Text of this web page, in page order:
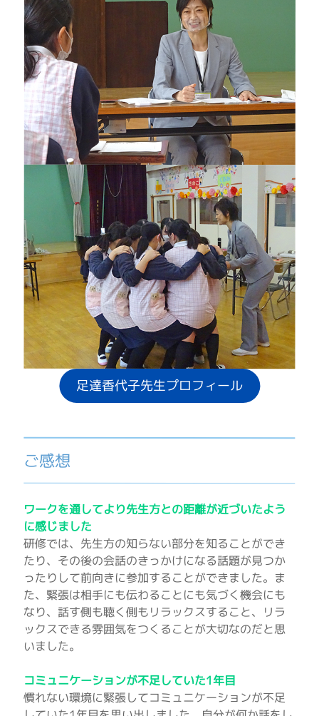
足達香代子先生プロフィール
ご感想
ワークを通してより先生方との距離が近づいたよう
に感じました
研修では、先生方の知らない部分を知ることができ
たり、その後の会話のきっかけになる話題が見つか
ったりして前向きに参加することができました。ま
た、緊張は相手にも伝わることにも気づく機会にも
なり、話す側も聴く側もリラックスすること、リラ
ックスできる雰囲気をつくることが大切なのだと思
いました。
コミュニケーションが不足していた1年目
慣れない環境に緊張してコミュニケーションが不足